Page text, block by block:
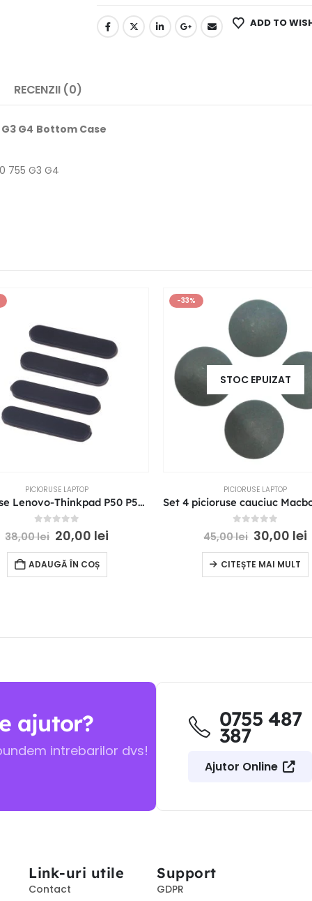
ADD TO
RECENZII (0)
G4 Bottom Case
755 G3 G4
PICIORUSE LAPTOP
Picioruse Lenovo-Thinkpad P50 P51 P52 bottomcase
out of 5
38,00lei 20,00 lei
ADAUGĂ ÎN COȘ
-33%
STOC EPUIZAT
PICIORUSE LAPTOP
out of 5
45,00lei 30,00 lei
CITEȘTE MAI MULT
ajutor?
intrebarilor dvs!
0755 487
387
Ajutor Online
Link-uri utile
Contact
Support
GDPR